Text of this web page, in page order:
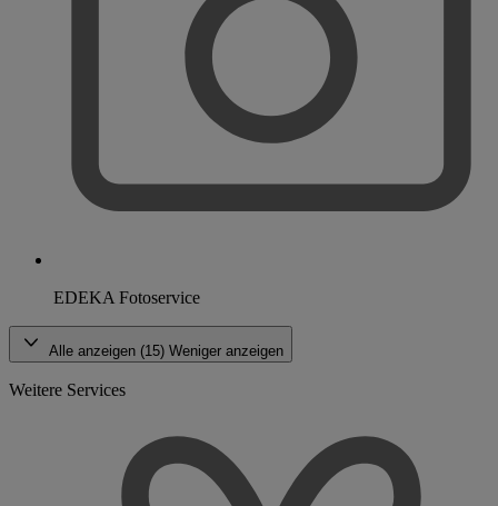
EDEKA Fotoservice
Alle anzeigen (15) Weniger anzeigen
Weitere Services